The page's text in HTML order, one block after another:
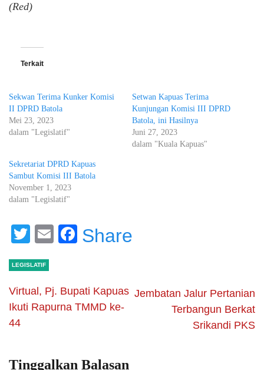
(Red)
Terkait
Sekwan Terima Kunker Komisi
II DPRD Batola
Mei 23, 2023
dalam "Legislatif"
Setwan Kapuas Terima
Kunjungan Komisi III DPRD
Batola, ini Hasilnya
Juni 27, 2023
dalam "Kuala Kapuas"
Sekretariat DPRD Kapuas
Sambut Komisi III Batola
November 1, 2023
dalam "Legislatif"
Twitter
EmailFacebook
Share
LEGISLATIF
Virtual, Pj. Bupati Kapuas
Ikuti Rapurna TMMD ke-
44
Jembatan Jalur Pertanian
Terbangun Berkat
Srikandi PKS
Tinggalkan Balasan